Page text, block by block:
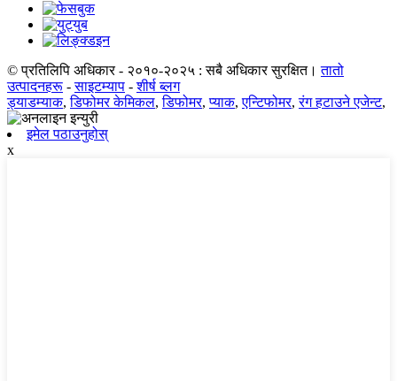
© प्रतिलिपि अधिकार - २०१०-२०२५ : सबै अधिकार सुरक्षित। तातो
उत्पादनहरू -साइटम्याप -शीर्ष ब्लग
ड्याडम्याक,डिफोमर केमिकल,डिफोमर,प्याक,एन्टिफोमर,रंग हटाउने एजेन्ट,
इमेल पठाउनुहोस्
x